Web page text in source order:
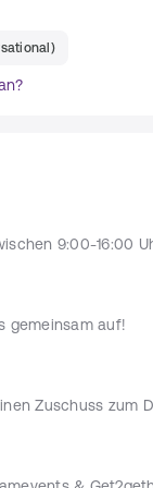
(objektorientiert)
Wir nutzen Kanban
für eigene Ideen
)
9:00-16:00
gemeinsam auf!
Zuschuss zum